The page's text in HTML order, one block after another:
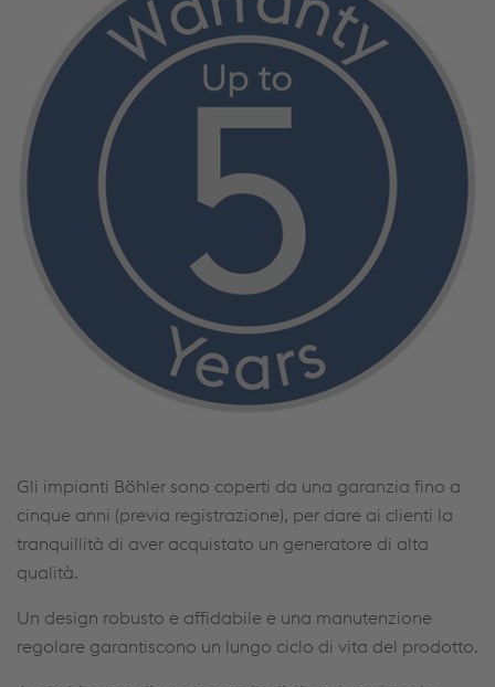
Gli impianti Böhler sono coperti da una garanzia fino a
cinque anni (previa registrazione), per dare ai clienti la
tranquillità di aver acquistato un generatore di alta
qualità.
Un design robusto e affidabile e una manutenzione
regolare garantiscono un lungo ciclo di vita del prodotto.